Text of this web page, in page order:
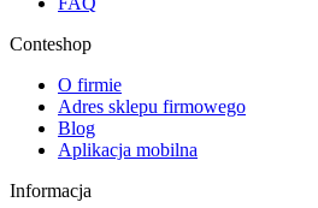
Conteshop
O firmie
Adres sklepu firmowego
Blog
Aplikacja mobilna
Informacja